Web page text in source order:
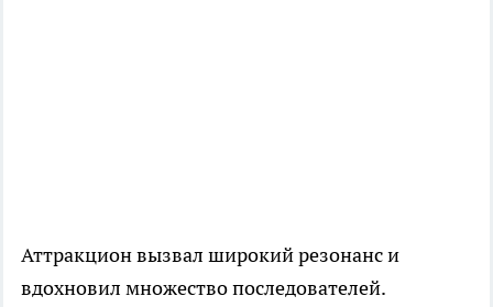
Аттракцион вызвал широкий резонанс и
вдохновил множество последователей.